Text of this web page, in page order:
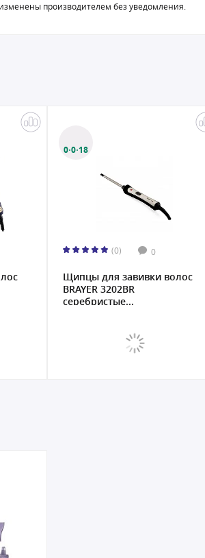
производителем без уведомления.
0·0·18
(0) 0
Щипцы для завивки волос
BRAYER 3202BR
серебристые...